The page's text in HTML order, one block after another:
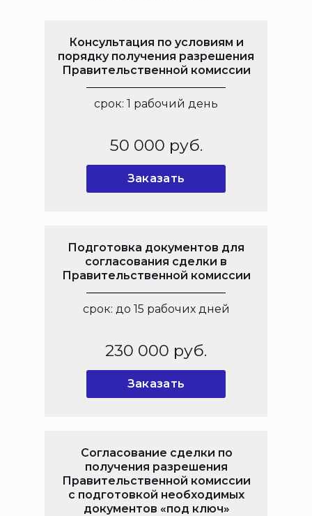
Консультация по условиям и
порядку получения разрешения
Правительственной комиссии
Заказать
срок: 1 рабочий день
50 000 руб.
Подготовка документов для
согласования сделки в
Правительственной комиссии
Заказать
срок: до 15 рабочих дней
230 000 руб.
Согласование сделки по
получения разрешения
Правительственной комиссии
с подготовкой необходимых
документов «под ключ»